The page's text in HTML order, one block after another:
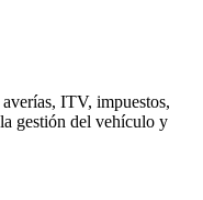
ITV, impuestos,
gestión del vehículo y